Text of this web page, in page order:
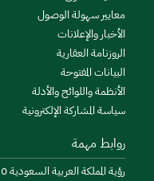
معايير سهولة الوصول
الأخبار والإعلانات
الروزنامة العقارية
البيانات المفتوحة
الأنظمة واللوائح والأدلة
سياسة المشاركة الإلكترونية
روابط مهمة
رؤية المملكة العربية السعودية 2030